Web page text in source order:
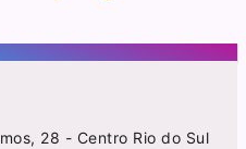
28 - Centro Rio do Sul